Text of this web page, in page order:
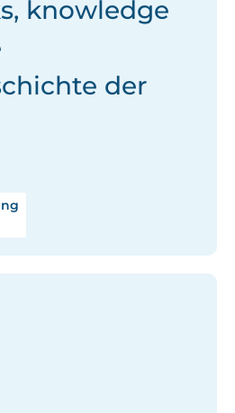
knowledge
der